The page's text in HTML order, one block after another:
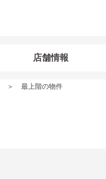
店舗情報
最上階の物件